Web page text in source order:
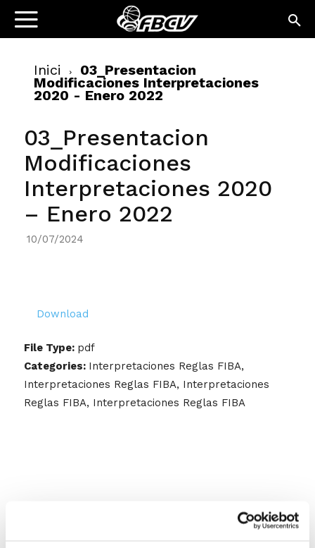
Inici 03_Presentacion
Modificaciones Interpretaciones
2020 - Enero 2022
03_Presentacion
Modificaciones
Interpretaciones 2020
– Enero 2022
10/07/2024
Download
File Type: pdf
Categories: Interpretaciones Reglas FIBA,
Interpretaciones Reglas FIBA, Interpretaciones
Reglas FIBA, Interpretaciones Reglas FIBA